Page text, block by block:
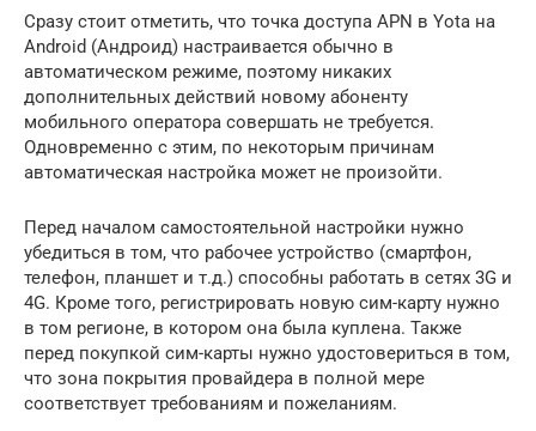
Сразу стоит отметить, что точка доступа APN в Yota на
Android (Андроид) настраивается обычно в
автоматическом режиме, поэтому никаких
дополнительных действий новому абоненту
мобильного оператора совершать не требуется.
Одновременно с этим, по некоторым причинам
автоматическая настройка может не произойти.
Перед началом самостоятельной настройки нужно
убедиться в том, что рабочее устройство (смартфон,
телефон, планшет и т.д.) способны работать в сетях 3G и
4G. Кроме того, регистрировать новую сим-карту нужно
в том регионе, в котором она была куплена. Также
перед покупкой сим-карты нужно удостовериться в том,
что зона покрытия провайдера в полной мере
соответствует требованиям и пожеланиям.